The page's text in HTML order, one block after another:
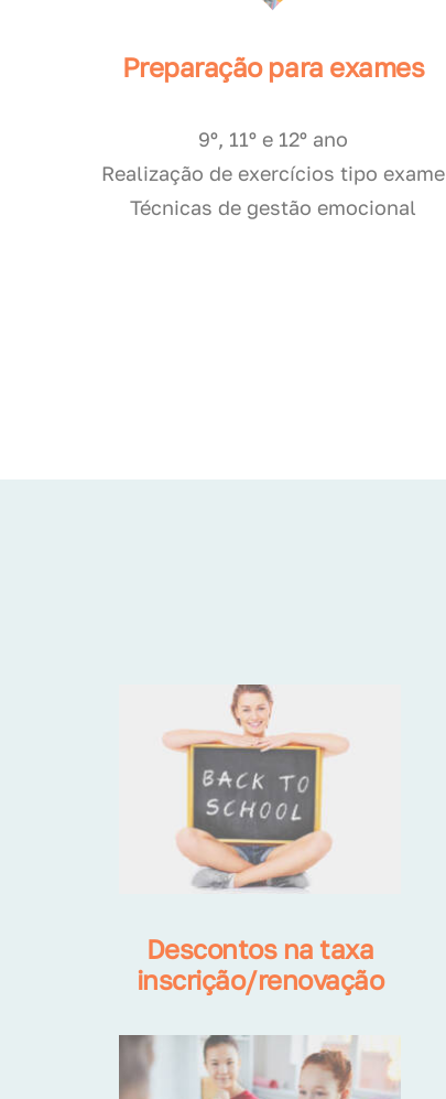
Preparação para exames
9º, 11º e 12º ano
Realização de exercícios tipo exame
Técnicas de gestão emocional
Descontos na taxa
inscrição/renovação